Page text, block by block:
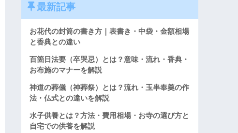
最新記事
お花代の封筒の書き方｜表書き・中袋・金額相場
と香典との違い
百箇日法要（卒哭忌）とは？意味・流れ・香典・
お布施のマナーを解説
神道の葬儀（神葬祭）とは？流れ・玉串奉奠の作
法・仏式との違いを解説
水子供養とは？方法・費用相場・お寺の選び方と
自宅での供養を解説